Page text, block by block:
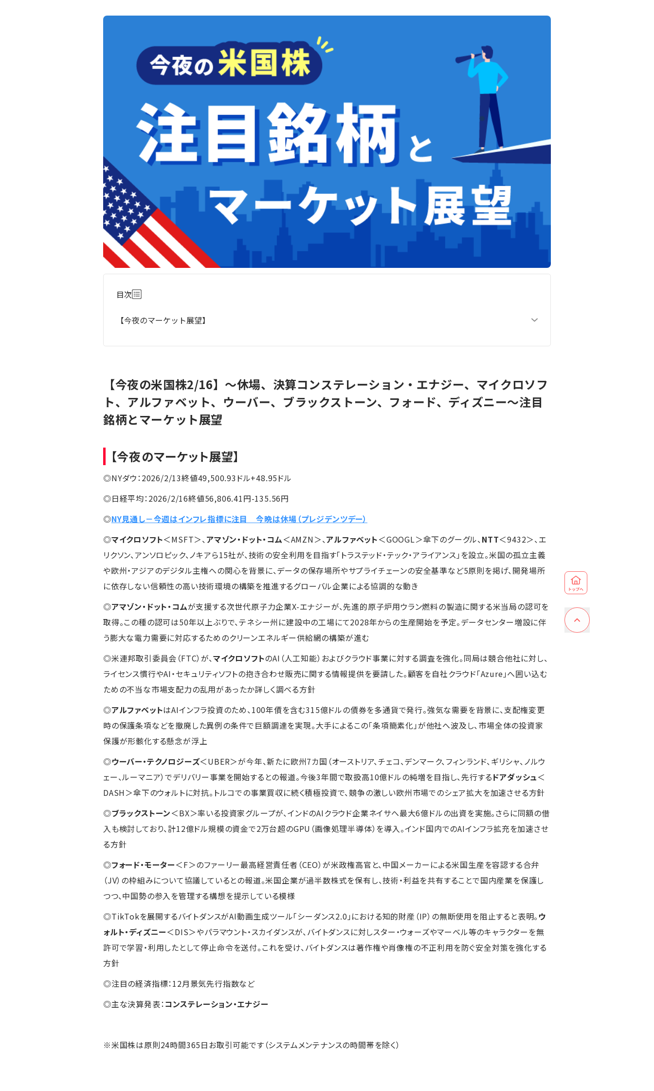
目次
【今夜のマーケット展望】
【今夜の米国株2/16】～休場、決算コンステレーション・エナジー、マイクロソフ
ト、アルファベット、ウーバー、ブラックストーン、フォード、ディズニー～注目
銘柄とマーケット展望
【今夜のマーケット展望】
◎NYダウ：2026/2/13終値49,500.93ドル+48.95ドル
◎日経平均：2026/2/16終値56,806.41円-135.56円
◎NY見通し－今週はインフレ指標に注目 今晩は休場（プレジデンツデー）
◎マイクロソフト＜MSFT＞、 アマゾン・ドット・コム＜AMZN＞、アルファベット＜GOOGL＞傘下のグーグル、 NTT＜9432＞、エ
リクソン、アンソロピック、ノキアら15社が、技術の安全利用を目指す「トラステッド・テック・アライアンス」を設立。米国の孤立主義
や欧州・アジアのデジタル主権への関心を背景に、データの保存場所やサプライチェーンの安全基準など5原則を掲げ、開発場所
に依存しない信頼性の高い技術環境の構築を推進するグローバル企業による協調的な動き
◎アマゾン・ドット・コムが支援する次世代原子力企業X-エナジーが、先進的原子炉用ウラン燃料の製造に関する米当局の認可を
取得。この種の認可は50年以上ぶりで、テネシー州に建設中の工場にて2028年からの生産開始を予定。データセンター増設に伴
う膨大な電力需要に対応するためのクリーンエネルギー供給網の構築が進む
◎米連邦取引委員会（FTC）が、マイクロソフトのAI（人工知能）およびクラウド事業に対する調査を強化。同局は競合他社に対し、
ライセンス慣行やAI・セキュリティソフトの抱き合わせ販売に関する情報提供を要請した。顧客を自社クラウド「Azure」へ囲い込む
ための不当な市場支配力の乱用があったか詳しく調べる方針
◎アルファベットはAIインフラ投資のため、100年債を含む315億ドルの債券を多通貨で発行。強気な需要を背景に、支配権変更
時の保護条項などを撤廃した異例の条件で巨額調達を実現。大手によるこの「条項簡素化」が他社へ波及し、市場全体の投資家
保護が形骸化する懸念が浮上
◎ウーバー・テクノロジーズ＜UBER＞が今年、新たに欧州7カ国（オーストリア、チェコ、デンマーク、フィンランド、ギリシャ、ノルウ
ェー、ルーマニア）でデリバリー事業を開始するとの報道。今後3年間で取扱高10億ドルの純増を目指し、先行するドアダッシュ＜
DASH＞傘下のウォルトに対抗。トルコでの事業買収に続く積極投資で、競争の激しい欧州市場でのシェア拡大を加速させる方針
◎ブラックストーン＜BX＞率いる投資家グループが、インドのAIクラウド企業ネイサへ最大6億ドルの出資を実施。さらに同額の借
入も検討しており、計12億ドル規模の資金で2万台超のGPU（画像処理半導体）を導入。インド国内でのAIインフラ拡充を加速させ
る方針
◎フォード・モーター＜F＞のファーリー最高経営責任者（CEO）が米政権高官と、中国メーカーによる米国生産を容認する合弁
（JV）の枠組みについて協議しているとの報道。米国企業が過半数株式を保有し、技術・利益を共有することで国内産業を保護し
つつ、中国勢の参入を管理する構想を提示している模様
◎TikTokを展開するバイトダンスがAI動画生成ツール「シーダンス2.0」における知的財産（IP）の無断使用を阻止すると表明。ウ
ォルト・ディズニー＜DIS＞やパラマウント・スカイダンスが、バイトダンスに対しスター・ウォーズやマーベル等のキャラクターを無
許可で学習・利用したとして停止命令を送付。これを受け、バイトダンスは著作権や肖像権の不正利用を防ぐ安全対策を強化する
方針
◎注目の経済指標：12月景気先行指数など
◎主な決算発表：コンステレーション・エナジー
※米国株は原則24時間365日お取引可能です（システムメンテナンスの時間帯を除く）